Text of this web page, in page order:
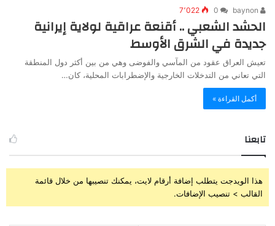
0 7٬022
الحشد الشعبي .. أقنعة عراقية لولاية إيرانية
جديدة في الشرق الأوسط
تعيش العراق عقود من المآسي والفوضى وهي من بين أكثر دول المنطقة
التي تعاني من التدخلات الخارجية والإضطرابات المحلية، كان…
أكمل القراءة »
تابعنا
هذا الويدجت يتطلب إضافة أرقام لايت، يمكنك تنصيبها من خلال قائمة
القالب > تنصيب الإضافات.